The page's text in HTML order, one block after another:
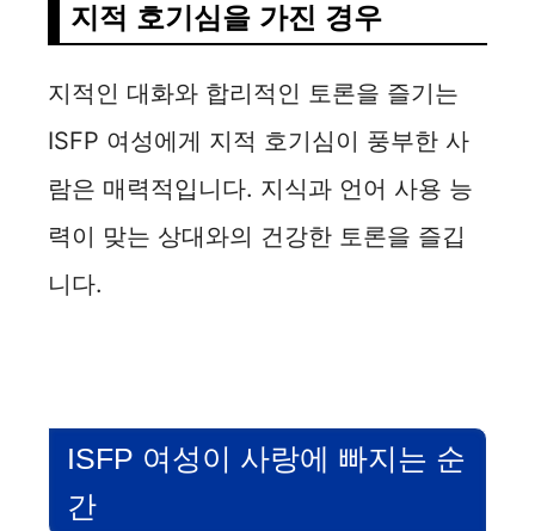
지적 호기심을 가진 경우
지적인 대화와 합리적인 토론을 즐기는
ISFP 여성에게 지적 호기심이 풍부한 사
람은 매력적입니다. 지식과 언어 사용 능
력이 맞는 상대와의 건강한 토론을 즐깁
니다.
ISFP 여성이 사랑에 빠지는 순
간